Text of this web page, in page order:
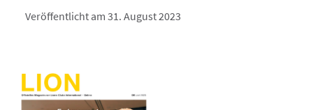
Veröffentlicht am 31. August 2023